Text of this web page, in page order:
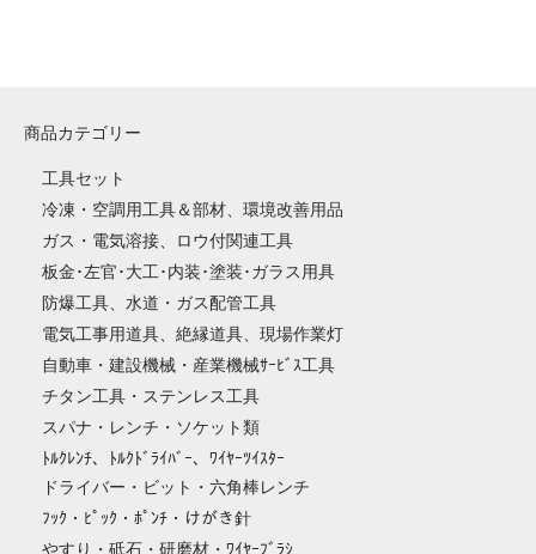
商品カテゴリー
工具セット
冷凍・空調用工具＆部材、環境改善用品
ガス・電気溶接、ロウ付関連工具
板金･左官･大工･内装･塗装･ガラス用具
防爆工具、水道・ガス配管工具
電気工事用道具、絶縁道具、現場作業灯
自動車・建設機械・産業機械ｻｰﾋﾞｽ工具
チタン工具・ステンレス工具
スパナ・レンチ・ソケット類
ﾄﾙｸﾚﾝﾁ、ﾄﾙｸﾄﾞﾗｲﾊﾞｰ、ﾜｲﾔｰﾂｲｽﾀｰ
ドライバー・ビット・六角棒レンチ
ﾌｯｸ・ﾋﾟｯｸ・ﾎﾟﾝﾁ・けがき針
やすり・砥石・研磨材・ﾜｲﾔｰﾌﾞﾗｼ